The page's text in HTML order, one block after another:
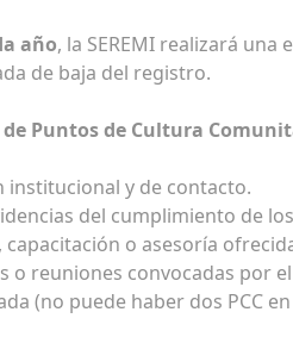
año, la SEREMI realizará
de baja del registro.
Puntos de Cultura
institucional y de contacto.
del cumplimiento de
o asesoría
o reuniones convocadas por
(no puede haber dos PCC